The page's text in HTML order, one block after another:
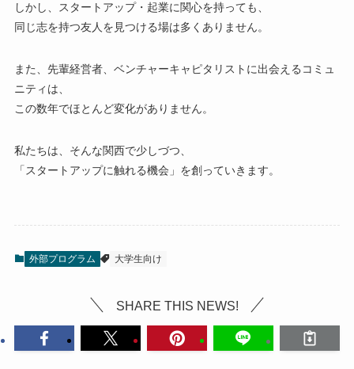
しかし、スタートアップ・起業に関心を持っても、
同じ志を持つ友人を見つける場は多くありません。
また、先輩経営者、ベンチャーキャピタリストに出会えるコミュ
ニティは、
この数年でほとんど変化がありません。
私たちは、そんな関西で少しづつ、
「スタートアップに触れる機会」を創っていきます。
外部プログラム 大学生向け
SHARE THIS NEWS!